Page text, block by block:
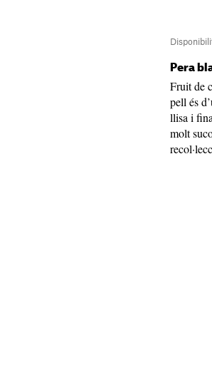
Pera
Fruit de
pell és
llisa i
molt